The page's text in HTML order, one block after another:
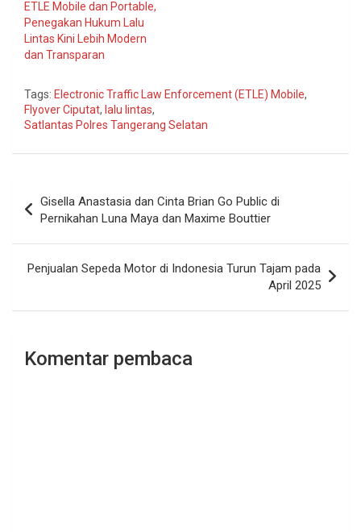
ETLE Mobile dan Portable,
Penegakan Hukum Lalu
Lintas Kini Lebih Modern
dan Transparan
Tags: Electronic Traffic Law Enforcement (ETLE) Mobile,
Flyover Ciputat, lalu lintas,
Satlantas Polres Tangerang Selatan
pos
Gisella Anastasia dan Cinta Brian Go Public di
Pernikahan Luna Maya dan Maxime Bouttier
Penjualan Sepeda Motor di Indonesia Turun Tajam pada
April 2025
Komentar pembaca